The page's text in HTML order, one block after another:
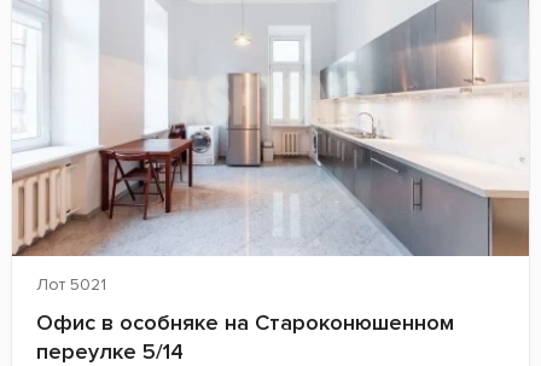
Лот 5021
Офис в особняке на Староконюшенном
переулке 5/14